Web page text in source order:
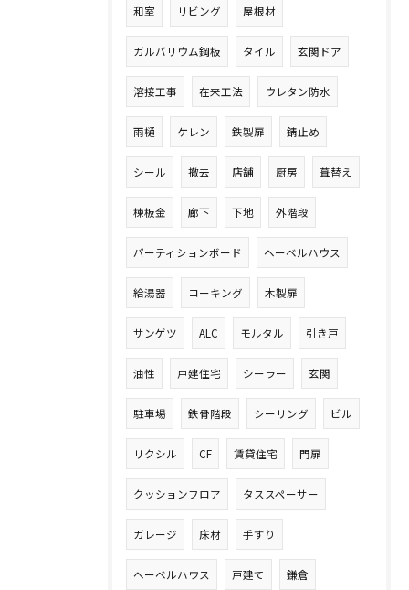
和室 リビング 屋根材
ガルバリウム鋼板 タイル 玄関ドア
溶接工事 在来工法 ウレタン防水
雨樋 ケレン 鉄製扉 錆止め
シール 撤去 店舗 厨房 葺替え
棟板金 廊下 下地 外階段
パーティションボード ヘーベルハウス
給湯器 コーキング 木製扉
サンゲツ ALC モルタル 引き戸
油性 戸建住宅 シーラー 玄関
駐車場 鉄骨階段 シーリング ビル
リクシル CF 賃貸住宅 門扉
クッションフロア タススペーサー
ガレージ 床材 手すり
へーベルハウス 戸建て 鎌倉